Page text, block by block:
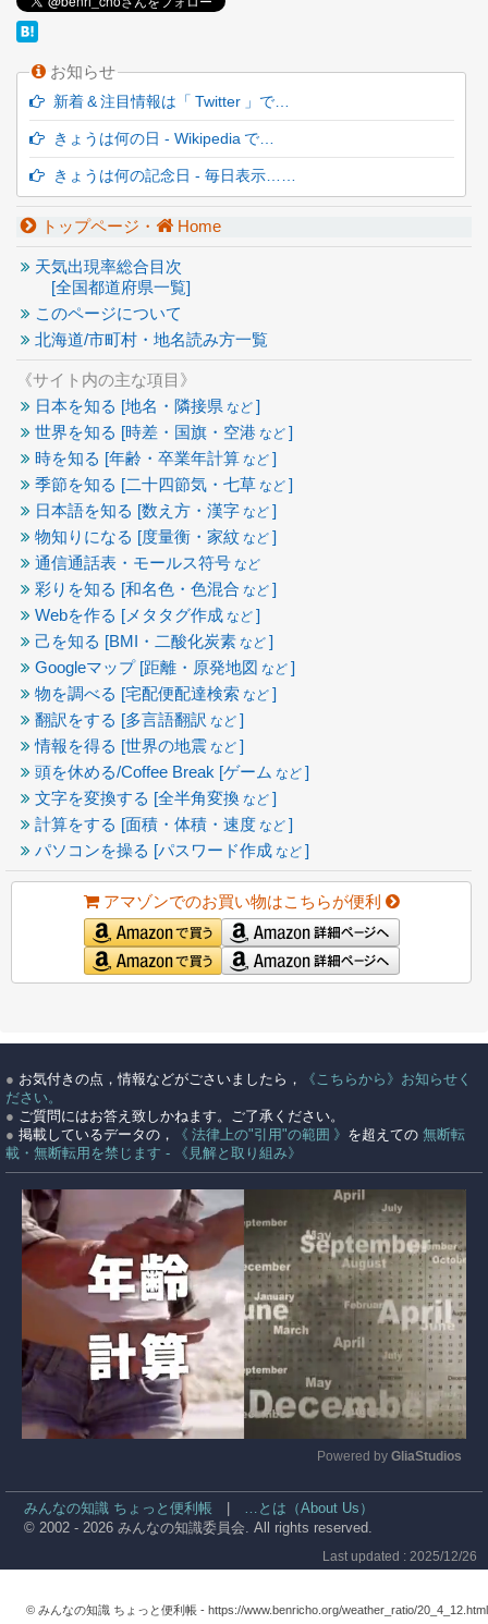
お知らせ
新着 & 注目情報は「 Twitter 」で…
きょうは何の日 - Wikipedia で…
きょうは何の記念日 - 毎日表示……
トップページ・ Home
天気出現率総合目次
[全国都道府県一覧]
このページについて
北海道/市町村・地名読み方一覧
《サイト内の主な項目》
日本を知る [地名・隣接県 など ]
世界を知る [時差・国旗・空港 など ]
時を知る [年齢・卒業年計算 など ]
季節を知る [二十四節気・七草 など ]
日本語を知る [数え方・漢字 など ]
物知りになる [度量衡・家紋 など ]
通信通話表・モールス符号 など
彩りを知る [和名色・色混合 など ]
Webを作る [メタタグ作成 など ]
己を知る [BMI・二酸化炭素 など ]
Googleマップ [距離・原発地図 など ]
物を調べる [宅配便配達検索 など ]
翻訳をする [多言語翻訳 など ]
情報を得る [世界の地震 など ]
頭を休める/Coffee Break [ゲーム など ]
文字を変換する [全半角変換 など ]
計算をする [面積・体積・速度 など ]
パソコンを操る [パスワード作成 など ]
アマゾンでのお買い物はこちらが便利
● お気付きの点，情報などがごさいましたら，
《こちらから》お知らせく
ださい。
● ご質問にはお答え致しかねます。ご了承ください。
● 掲載しているデータの， 《 法律上の"引用"の範囲 》 を超えての 無断転
載・無断転用を禁じます - 《見解と取り組み》
Powered by GliaStudios
みんなの知識 ちょっと便利帳
…とは（About Us）
© 2002 - 2026 みんなの知識委員会. All rights reserved.
Last updated : 2025/12/26
© みんなの知識 ちょっと便利帳 - https://www.benricho.org/weather_ratio/20_4_12.html